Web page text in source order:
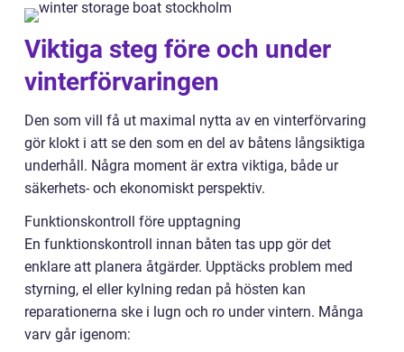
Viktiga steg före och under
vinterförvaringen
Den som vill få ut maximal nytta av en vinterförvaring
gör klokt i att se den som en del av båtens långsiktiga
underhåll. Några moment är extra viktiga, både ur
säkerhets- och ekonomiskt perspektiv.
Funktionskontroll före upptagning
En funktionskontroll innan båten tas upp gör det
enklare att planera åtgärder. Upptäcks problem med
styrning, el eller kylning redan på hösten kan
reparationerna ske i lugn och ro under vintern. Många
varv går igenom: